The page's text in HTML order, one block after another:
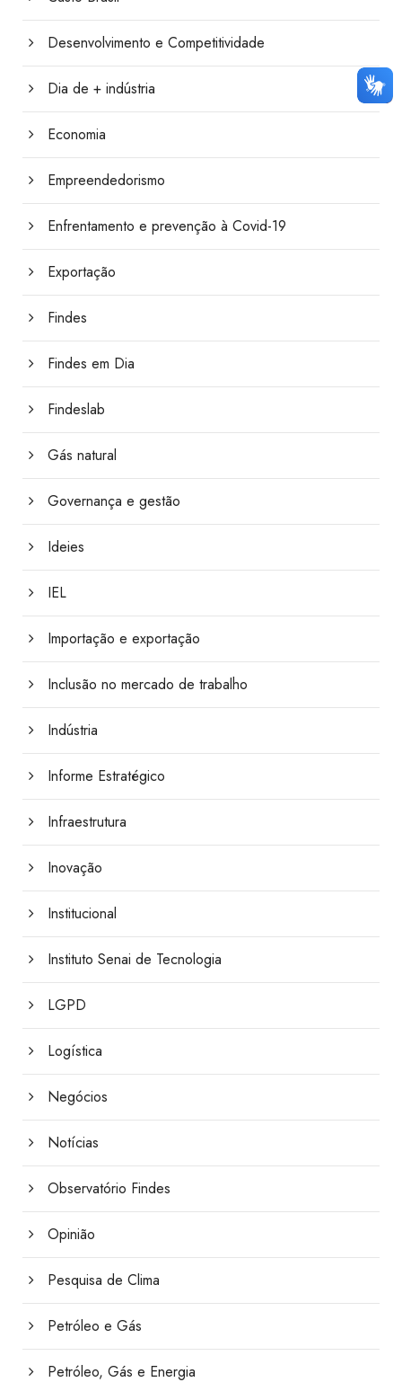
Desenvolvimento e Competitividade
Dia de + indústria
Economia
Empreendedorismo
Enfrentamento e prevenção à Covid-19
Exportação
Findes
Findes em Dia
Findeslab
Gás natural
Governança e gestão
Ideies
IEL
Importação e exportação
Inclusão no mercado de trabalho
Indústria
Informe Estratégico
Infraestrutura
Inovação
Institucional
Instituto Senai de Tecnologia
LGPD
Logística
Negócios
Notícias
Observatório Findes
Opinião
Pesquisa de Clima
Petróleo e Gás
Petróleo, Gás e Energia